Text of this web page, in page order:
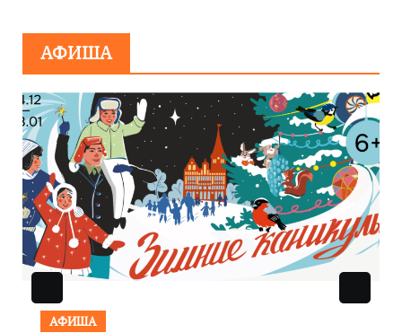
АФИША
АФИША